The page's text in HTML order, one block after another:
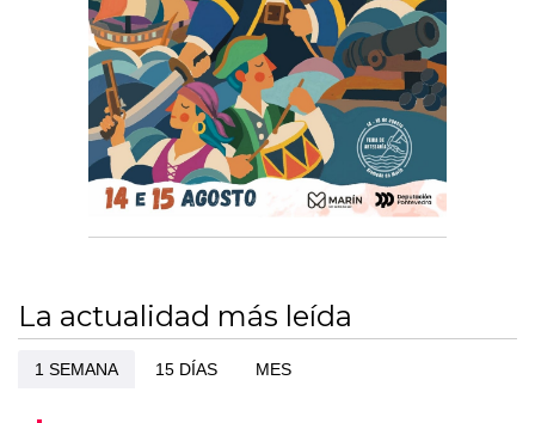
La actualidad más leída
1 SEMANA 15 DÍAS MES